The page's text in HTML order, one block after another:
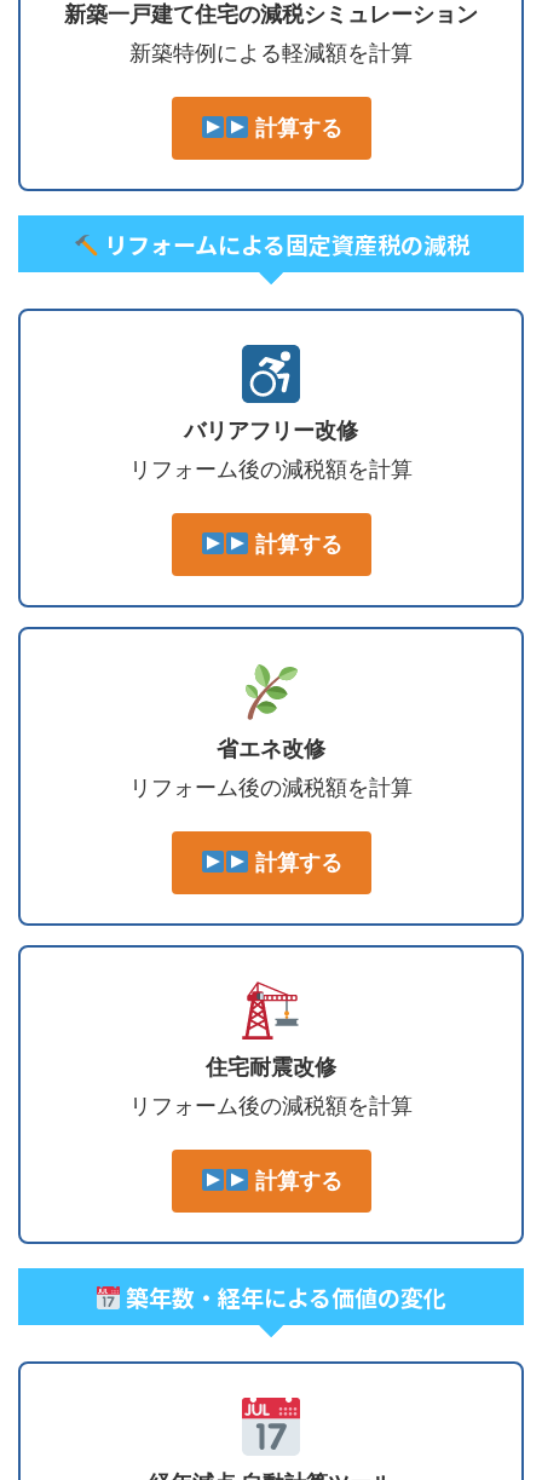
新築一戸建て住宅の減税シミュレーション
新築特例による軽減額を計算
計算する
リフォームによる固定資産税の減税
バリアフリー改修
リフォーム後の減税額を計算
計算する
省エネ改修
リフォーム後の減税額を計算
計算する
住宅耐震改修
リフォーム後の減税額を計算
計算する
築年数・経年による価値の変化